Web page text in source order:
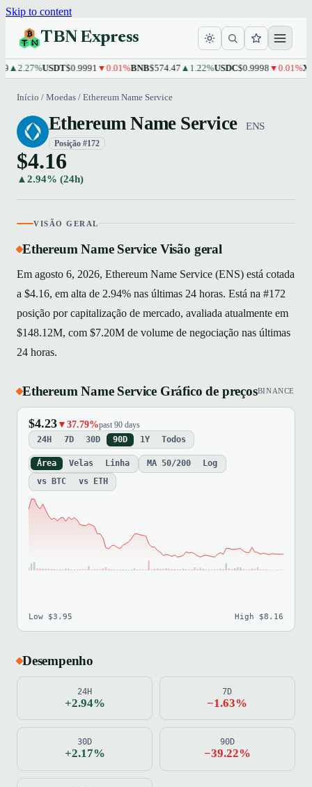
Skip to content
TBN Express
USDT$0.9991▼0.01%BNB$574.47▲1.22%USDC$0.9998▼0.01%XRP
Início / Moedas / Ethereum Name Service
Ethereum Name Service ENS
Posição #172
$4.16
▲2.94% (24h)
VISÃO GERAL
Ethereum Name Service Visão geral
Em agosto 6, 2026, Ethereum Name Service (ENS) está cotada
a $4.16, em alta de 2.94% nas últimas 24 horas. Está na #172
posição por capitalização de mercado, avaliada atualmente em
$148.12M, com $7.20M de volume de negociação nas últimas
24 horas.
Ethereum Name Service Gráfico de preçosBINANCE
$4.23 ▼37.79%past 90 days
24H 7D 30D 90D 1Y Todos
Área Velas Linha MA 50/200
Log
vs BTC
vs ETH
Low $3.95 High $8.16
Desempenho
24H
+2.94%
7D
−1.63%
30D
+2.17%
90D
−39.22%